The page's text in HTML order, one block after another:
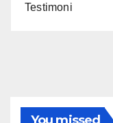
Testimoni